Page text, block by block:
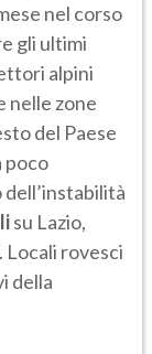
nel corso
gli ultimi
alpini
nelle zone
del Paese
poco
su Lazio,
Locali rovesci
della